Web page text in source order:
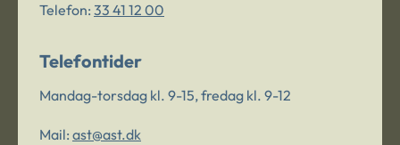
Telefon: 33 41 12 00
Telefontider
Mandag-torsdag kl. 9-15, fredag kl. 9-12
Mail: ast@ast.dk